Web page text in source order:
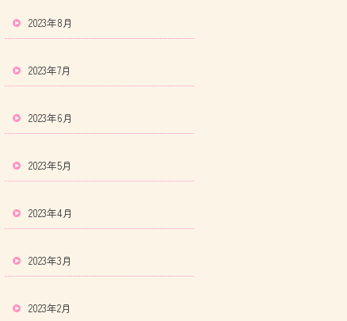
2023年8月
2023年7月
2023年6月
2023年5月
2023年4月
2023年3月
2023年2月